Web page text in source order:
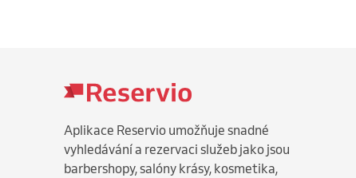
Aplikace Reservio umožňuje snadné
vyhledávání a rezervaci služeb jako jsou
barbershopy, salóny krásy, kosmetika,